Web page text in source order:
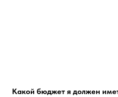
Какой бюджет я должен